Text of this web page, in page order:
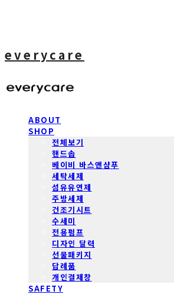
everycare
ABOUT
SHOP
전체보기
핸드솝
베이비 바스앤샴푸
세탁세제
섬유유연제
주방세제
건조기시트
수세미
전용펌프
디자인 달력
선물패키지
답례품
개인결제창
SAFETY